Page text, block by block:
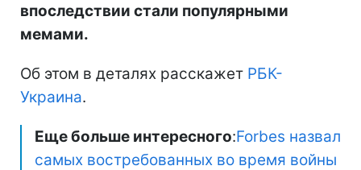
впоследствии стали популярными
мемами.
Об этом в деталях расскажет РБК-
Украина.
Еще больше интересного:Forbes назвал
самых востребованных во время войны